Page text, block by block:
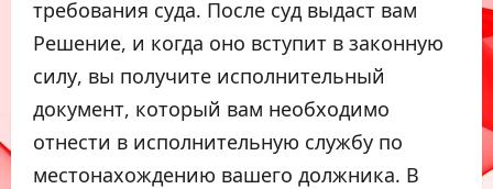
требования суда. После суд выдаст вам
Решение, и когда оно вступит в законную
силу, вы получите исполнительный
документ, который вам необходимо
отнести в исполнительную службу по
местонахождению вашего должника. В